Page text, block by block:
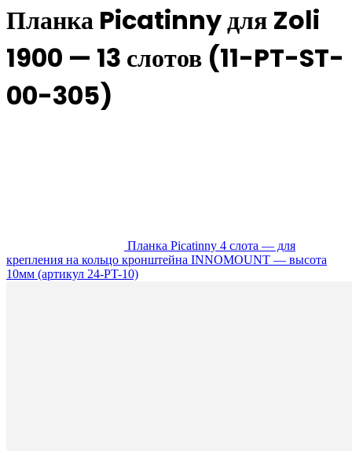
Планка Picatinny для Zoli
1900 — 13 слотов (11-PT-ST-
00-305)
Планка Picatinny 4 слота — для
крепления на кольцо кронштейна INNOMOUNT — высота
10мм (артикул 24-PT-10)